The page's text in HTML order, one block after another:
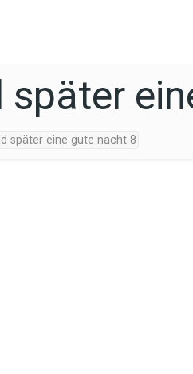
später eine gute nacht 8